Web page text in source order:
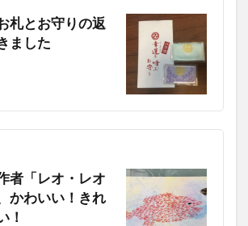
札とお守りの返
ました
者「レオ・レオ
かわいい！きれ
！